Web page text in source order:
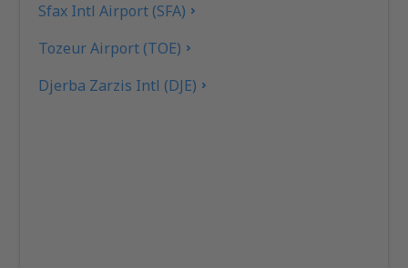
Sfax Intl Airport (SFA)
Tozeur Airport (TOE)
Djerba Zarzis Intl (DJE)